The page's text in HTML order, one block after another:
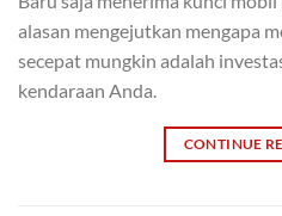
alasan mengejutkan mengapa
secepat mungkin adalah
kendaraan Anda.
CONTINUE